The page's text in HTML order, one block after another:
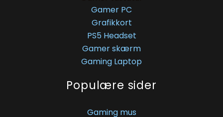
Gamer PC
Grafikkort
PS5 Headset
Gamer skærm
Gaming Laptop
Populære sider
Gaming mus